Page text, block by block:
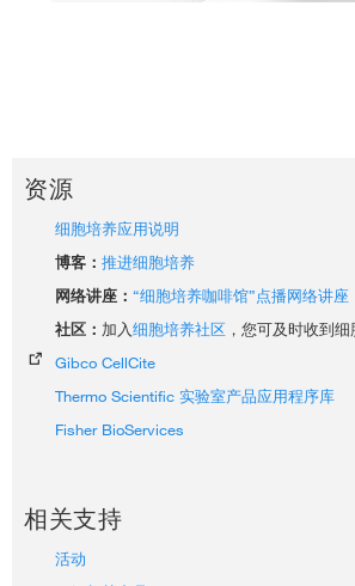
资源
细胞培养应用说明
博客： 推进细胞培养
网络讲座： “细胞培养咖啡馆”点播网络讲座
社区： 加入细胞培养社区 ，您可及时收到
Gibco CellCite
Thermo Scientific 实验室产品应用程序库
Fisher BioServices
相关支持
活动